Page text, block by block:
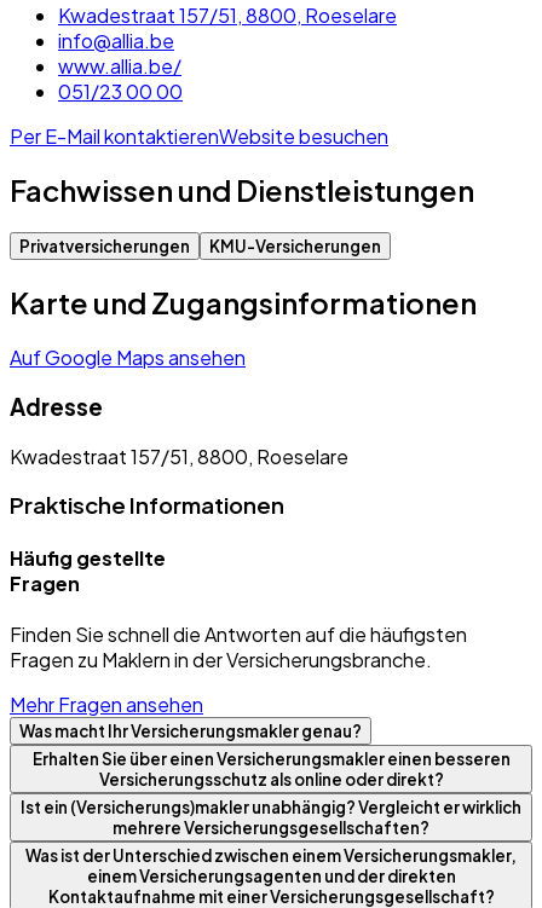
Kwadestraat 157/51, 8800, Roeselare
info@allia.be
www.allia.be/
051/23 00 00
Per E-Mail kontaktierenWebsite besuchen
Fachwissen und Dienstleistungen
Privatversicherungen KMU-Versicherungen
Karte und Zugangsinformationen
Auf Google Maps ansehen
Adresse
Kwadestraat 157/51, 8800, Roeselare
Praktische Informationen
Häufig gestellte
Fragen
Finden Sie schnell die Antworten auf die häufigsten
Fragen zu Maklern in der Versicherungsbranche.
Mehr Fragen ansehen
Was macht Ihr Versicherungsmakler genau?
Erhalten Sie über einen Versicherungsmakler einen besseren
Versicherungsschutz als online oder direkt?
Ist ein (Versicherungs)makler unabhängig? Vergleicht er wirklich
mehrere Versicherungsgesellschaften?
Was ist der Unterschied zwischen einem Versicherungsmakler,
einem Versicherungsagenten und der direkten
Kontaktaufnahme mit einer Versicherungsgesellschaft?